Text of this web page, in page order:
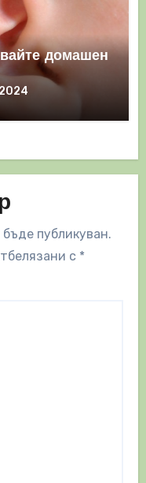
домашен
публикуван.
с *